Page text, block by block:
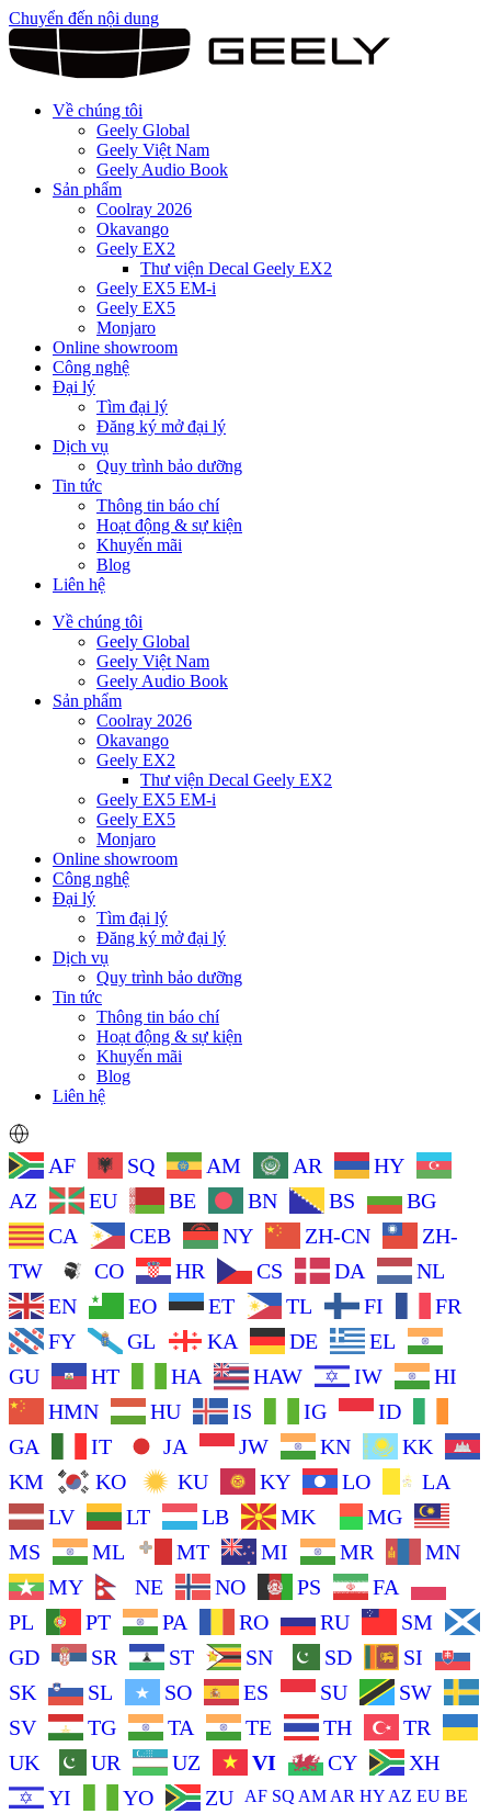
Chuyển đến nội dung
Về chúng tôi
Geely Global
Geely Việt Nam
Geely Audio Book
Sản phẩm
Coolray 2026
Okavango
Geely EX2
Thư viện Decal Geely EX2
Geely EX5 EM-i
Geely EX5
Monjaro
Online showroom
Công nghệ
Đại lý
Tìm đại lý
Đăng ký mở đại lý
Dịch vụ
Quy trình bảo dưỡng
Tin tức
Thông tin báo chí
Hoạt động & sự kiện
Khuyến mãi
Blog
Liên hệ
Về chúng tôi
Geely Global
Geely Việt Nam
Geely Audio Book
Sản phẩm
Coolray 2026
Okavango
Geely EX2
Thư viện Decal Geely EX2
Geely EX5 EM-i
Geely EX5
Monjaro
Online showroom
Công nghệ
Đại lý
Tìm đại lý
Đăng ký mở đại lý
Dịch vụ
Quy trình bảo dưỡng
Tin tức
Thông tin báo chí
Hoạt động & sự kiện
Khuyến mãi
Blog
Liên hệ
AF SQ AM AR
HY
AZ
EU BE BN BS
BG
CA
CEB NY ZH-CN
ZH-
TW
CO HR CS DA
NL
EN
EO ET TL FI
FR
FY
GL KA DE
EL
GU
HT HA HAW IW
HI
HMN
HU IS IG
ID
GA
IT JA JW KN
KK
KM
KO KU KY LO
LA
LV
LT LB MK
MG
MS
ML MT MI MR
MN
MY
NE NO PS
FA
PL
PT PA RO RU
SM
GD
SR ST SN SD
SI
SK
SL SO ES SU
SW
SV
TG TA TE TH
TR
UK
UR UZ VI CY
XH
YI
YO ZU AF SQ AM AR HY AZ EU BE